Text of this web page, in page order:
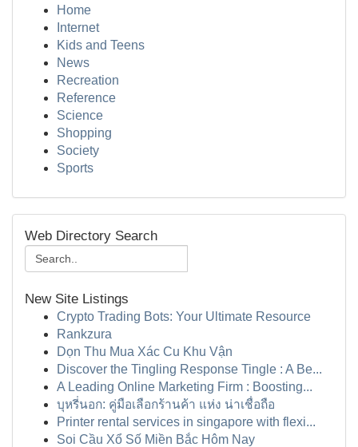
Home
Internet
Kids and Teens
News
Recreation
Reference
Science
Shopping
Society
Sports
Web Directory Search
New Site Listings
Crypto Trading Bots: Your Ultimate Resource
Rankzura
Dọn Thu Mua Xác Cu Khu Vận
Discover the Tingling Response Tingle : A Be...
A Leading Online Marketing Firm : Boosting...
บุหรี่นอก: คู่มือเลือกร้านค้า แห่ง น่าเชื่อถือ
Printer rental services in singapore with flexi...
Soi Cầu Xổ Số Miền Bắc Hôm Nay